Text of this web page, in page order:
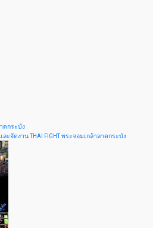
ะจัดงาน THAI FIGHT พระจอมเกล้าลาดกระบัง